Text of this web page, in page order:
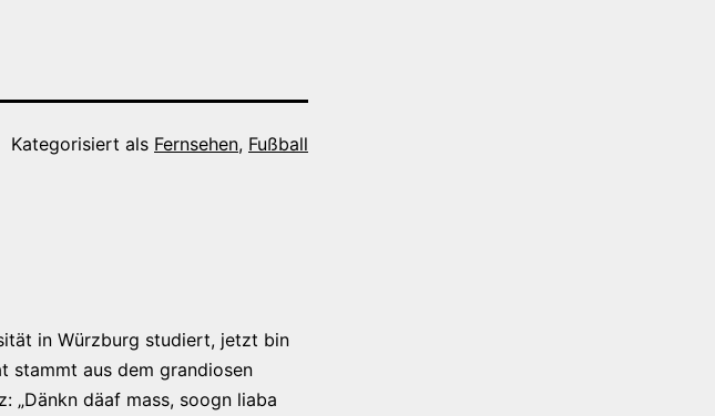
Kategorisiert als Fernsehen, Fußball
in Würzburg studiert, jetzt bin
stammt aus dem grandiosen
„Dänkn däaf mass, soogn liaba